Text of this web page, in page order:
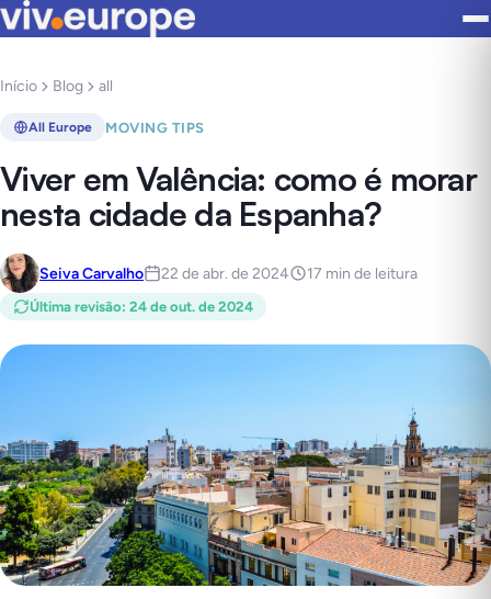
Início Blog all
All Europe MOVING TIPS
Viver em Valência: como é morar
nesta cidade da Espanha?
Seiva Carvalho 22 de abr. de 2024 17 min de leitura
Última revisão: 24 de out. de 2024